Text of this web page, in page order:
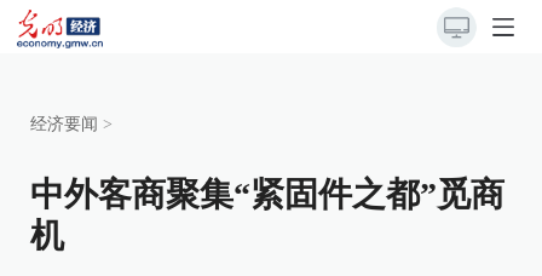
经济要闻 >
中外客商聚集“紧固件之都”觅商
机